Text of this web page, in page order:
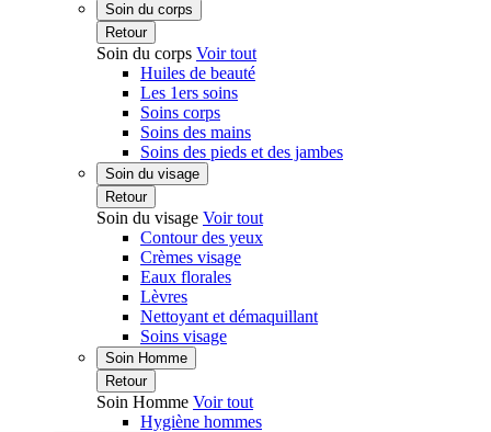
Soin du corps
Retour
Soin du corps Voir tout
Huiles de beauté
Les 1ers soins
Soins corps
Soins des mains
Soins des pieds et des jambes
Soin du visage
Retour
Soin du visage Voir tout
Contour des yeux
Crèmes visage
Eaux florales
Lèvres
Nettoyant et démaquillant
Soins visage
Soin Homme
Retour
Soin Homme Voir tout
Hygiène hommes